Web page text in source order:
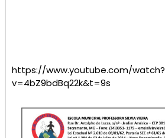
https://www.youtube.com/watch?
v=4bZ9bdBq22k&t=9s